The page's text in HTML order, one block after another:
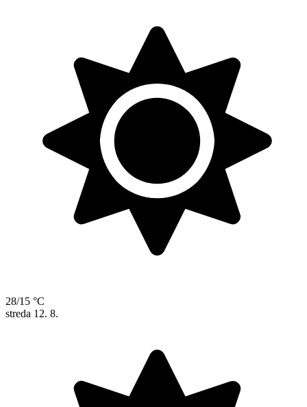
28/15 °C
streda 12. 8.